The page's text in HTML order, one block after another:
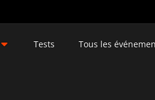
Tests Tous les